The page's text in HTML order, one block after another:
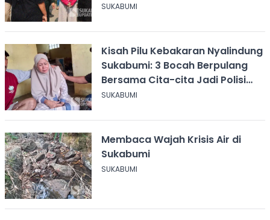
SUKABUMI
Kisah Pilu Kebakaran Nyalindung
Sukabumi: 3 Bocah Berpulang
Bersama Cita-cita Jadi Polisi
dan Guru
SUKABUMI
Membaca Wajah Krisis Air di
Sukabumi
SUKABUMI